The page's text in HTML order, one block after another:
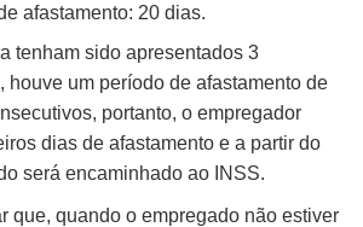
afastamento: 20 dias.
tenham sido apresentados 3
houve um período de afastamento de
portanto, o empregador
dias de afastamento e a partir do
será encaminhado ao INSS.
que, quando o empregado não estiver